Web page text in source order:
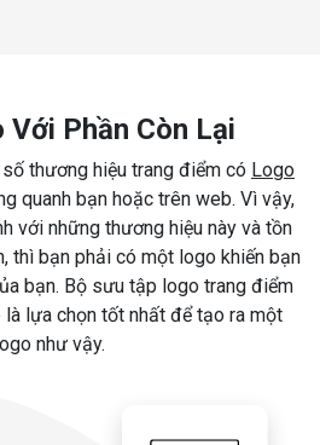
Với Phần Còn Lại
thương hiệu trang điểm có Logo
quanh bạn hoặc trên web. Vì vậy,
với những thương hiệu này và tồn
thì bạn phải có một logo khiến bạn
bạn. Bộ sưu tập logo trang điểm
lựa chọn tốt nhất để tạo ra một
như vậy.